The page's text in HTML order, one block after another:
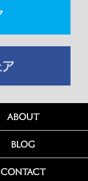
ABOUT
BLOG
CONTACT